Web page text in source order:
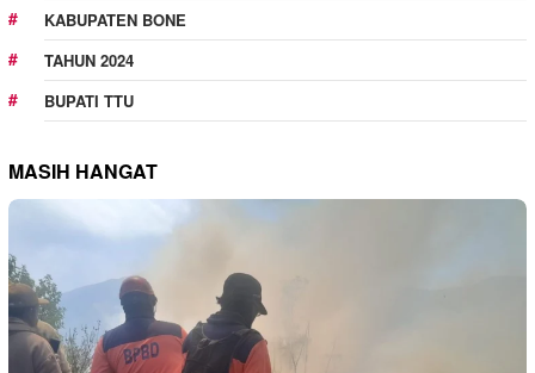
KABUPATEN BONE
TAHUN 2024
BUPATI TTU
MASIH HANGAT